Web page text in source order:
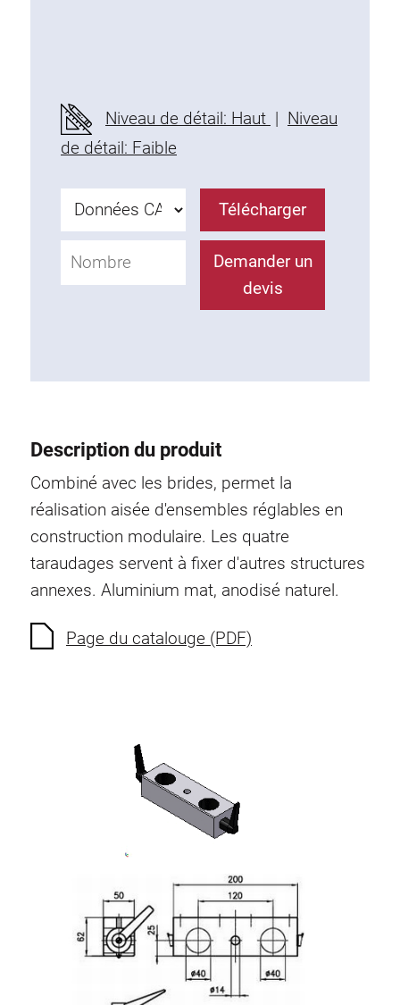
Niveau de détail: Haut | Niveau
de détail: Faible
Télécharger
Demander un
devis
Description du produit
Combiné avec les brides, permet la
réalisation aisée d'ensembles réglables en
construction modulaire. Les quatre
taraudages servent à fixer d'autres structures
annexes. Aluminium mat, anodisé naturel.
Page du catalouge (PDF)